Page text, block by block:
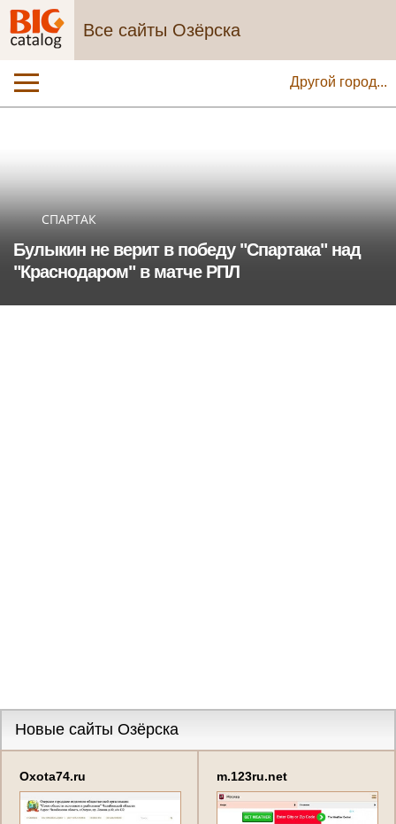
Все сайты Озёрска
Другой город...
СПАРТАК
Булыкин не верит в победу "Спартака" над
"Краснодаром" в матче РПЛ
Новые сайты Озёрска
Oxota74.ru m.123ru.net